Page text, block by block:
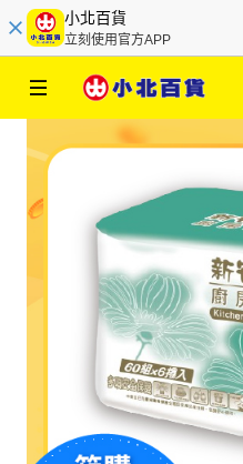
小北百貨
立刻使用官方APP